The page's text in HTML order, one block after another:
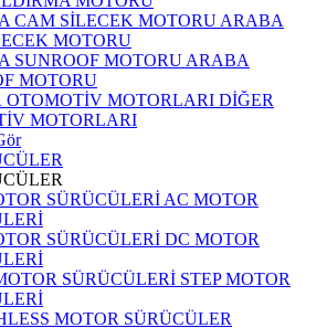
ARABA
MOTORU
ARABA
MOTORU
DİĞER
MOTORLARI
AC MOTOR
DC MOTOR
STEP MOTOR